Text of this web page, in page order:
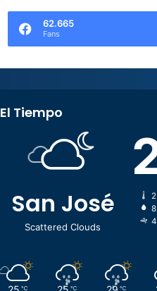
62.665
Fans
El Tiempo
San José
Scattered Clouds
℃ ℃ ℃